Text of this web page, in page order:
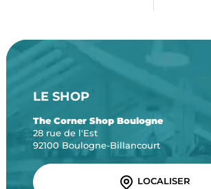
LE SHOP
The Corner Shop Boulogne
28 rue de l'Est
92100 Boulogne-Billancourt
LOCALISER